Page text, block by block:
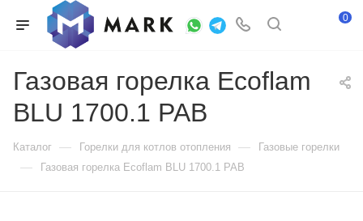
0
Газовая горелка Ecoflam
BLU 1700.1 PAB
Каталог — Горелки для котлов отопления — Газовые горелки
— Газовая горелка Ecoflam BLU 1700.1 PAB